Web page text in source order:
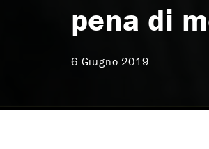
pena di
6 Giugno 2019